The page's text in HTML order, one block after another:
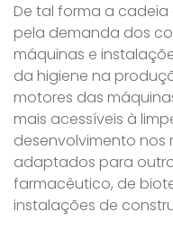
De tal forma a
pela demanda dos
máquinas e
da higiene na
motores das
mais acessíveis à
desenvolvimento nos
adaptados para
farmacêutico, de
instalações de